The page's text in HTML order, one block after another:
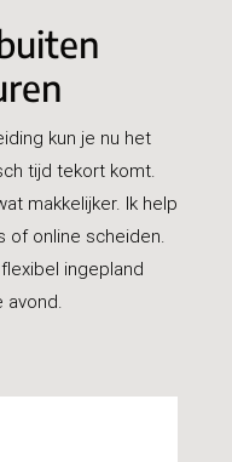
kun je nu het
tijd tekort komt.
makkelijker. Ik help
of online scheiden.
ingepland